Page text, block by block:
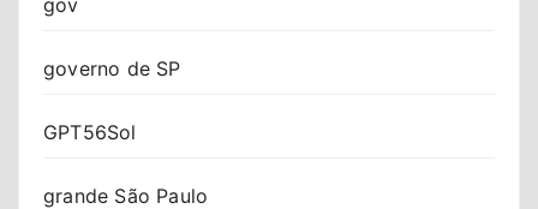
governo de SP
GPT56Sol
grande São Paulo